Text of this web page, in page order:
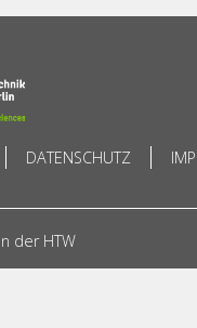
DATENSCHUTZ
der HTW